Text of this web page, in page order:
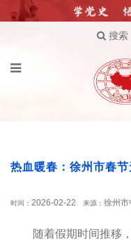
搜索
热血暖春：徐州市春节
时间： 2026-02-22 来源： 徐州市
随着假期时间推移，